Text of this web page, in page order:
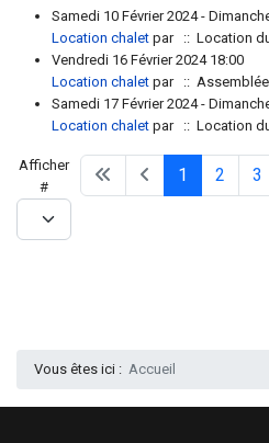
Samedi 10 Février 2024 -
Location chalet par
:: Location
Vendredi 16 Février 2024 18:00
Location chalet par
::
Samedi 17 Février 2024 -
Location chalet par :: Location
Limite de la pagination
Afficher
#
1 2 3
Vous êtes ici : Accueil